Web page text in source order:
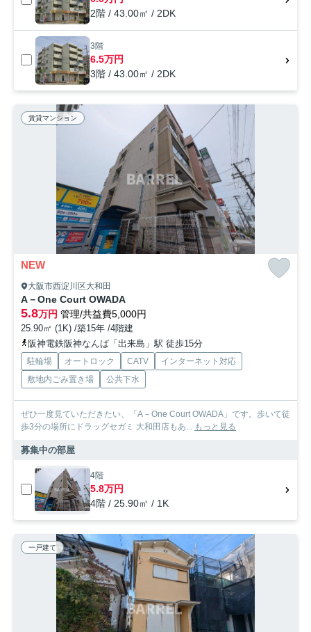
2階 / 43.00㎡ / 2DK
3階
6.5万円
3階 / 43.00㎡ / 2DK
賃貸マンション
NEW
大阪市西淀川区大和田
A－One Court OWADA
5.8万円 管理/共益費5,000円
25.90㎡ (1K) /築15年 /4階建
阪神電鉄阪神なんば「出来島」駅 徒歩15分
駐輪場 オートロック CATV
インターネット対応
敷地内ごみ置き場
公共下水
ぜひ一度見ていただきたい、「A－One Court OWADA」です。歩いて徒
歩3分の場所にドラッグセガミ 大和田店もあ...
もっと見る
募集中の部屋
4階
5.8万円
4階 / 25.90㎡ / 1K
一戸建て